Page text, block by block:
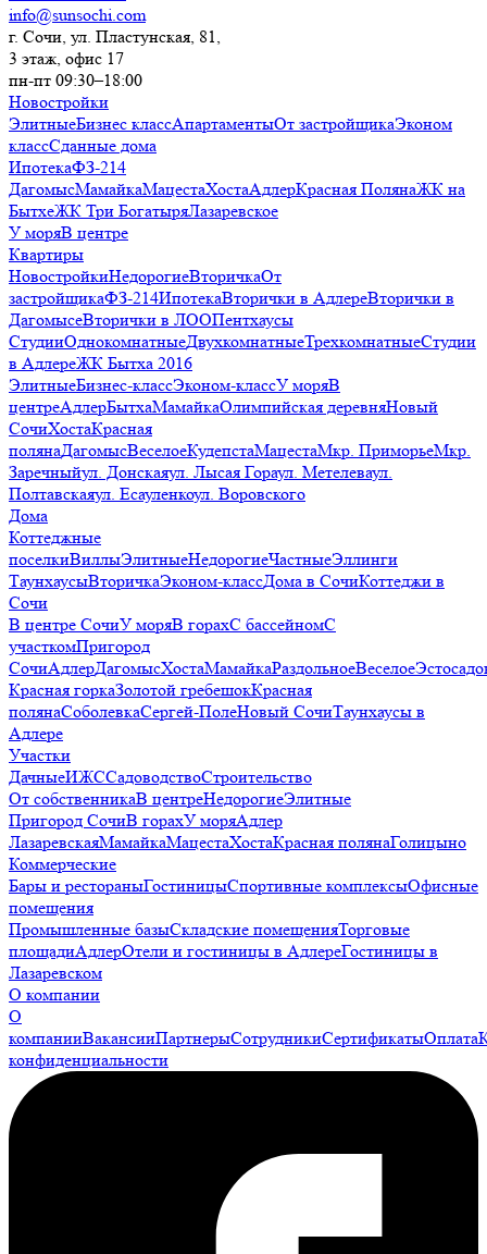
info@sunsochi.com
г. Сочи, ул. Пластунская, 81,
3 этаж, офис 17
пн-пт 09:30–18:00
Новостройки
ЭлитныеБизнес классАпартаментыОт застройщикаЭконом
классСданные дома
ИпотекаФЗ-214
ДагомысМамайкаМацестаХостаАдлерКрасная ПолянаЖК на
БытхеЖК Три БогатыряЛазаревское
У моряВ центре
Квартиры
НовостройкиНедорогиеВторичкаОт
застройщикаФЗ-214ИпотекаВторички в АдлереВторички в
ДагомысеВторички в ЛООПентхаусы
СтудииОднокомнатныеДвухкомнатныеТрехкомнатныеСтудии
в АдлереЖК Бытха 2016
ЭлитныеБизнес-классЭконом-классУ моряВ
центреАдлерБытхаМамайкаОлимпийская деревняНовый
СочиХостаКрасная
полянаДагомысВеселоеКудепстаМацестаМкр. ПриморьеМкр.
Заречныйул. Донскаяул. Лысая Гораул. Метелеваул.
Полтавскаяул. Есауленкоул. Воровского
Дома
Коттеджные
поселкиВиллыЭлитныеНедорогиеЧастныеЭллинги
ТаунхаусыВторичкаЭконом-классДома в СочиКоттеджи в
Сочи
В центре СочиУ моряВ горахС бассейномС
участкомПригород
СочиАдлерДагомысХостаМамайкаРаздольноеВеселое
Красная горкаЗолотой гребешокКрасная
полянаСоболевкаСергей-ПолеНовый СочиТаунхаусы в
Адлере
Участки
ДачныеИЖССадоводствоСтроительство
От собственникаВ центреНедорогиеЭлитные
Пригород СочиВ горахУ моряАдлер
ЛазаревскаяМамайкаМацестаХостаКрасная полянаГолицыно
Коммерческие
Бары и рестораныГостиницыСпортивные комплексыОфисные
помещения
Промышленные базыСкладские помещенияТорговые
площадиАдлерОтели и гостиницы в АдлереГостиницы в
Лазаревском
О компании
О
компанииВакансииПартнерыСотрудникиСертификатыОплата
конфиденциальности